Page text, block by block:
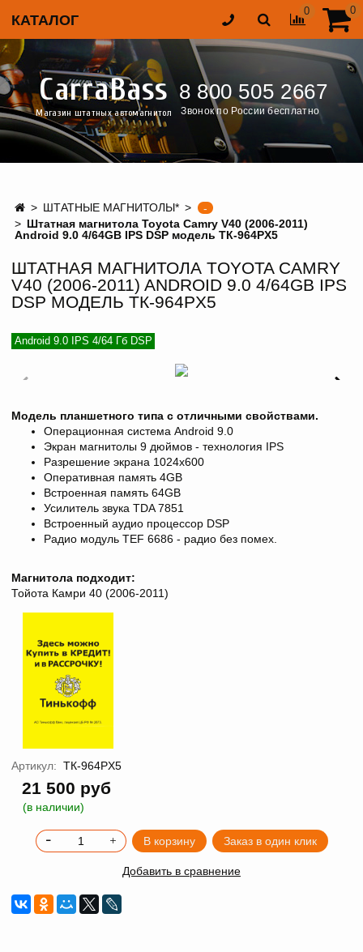
КАТАЛОГ
0 0
CarraBass
Магазин штатных автомагнитол
8 800 505 2667
Звонок по России бесплатно
ШТАТНЫЕ МАГНИТОЛЫ*
-
Штатная магнитола Toyota Camry V40 (2006-2011)
Android 9.0 4/64GB IPS DSP модель ТК-964PX5
ШТАТНАЯ МАГНИТОЛА TOYOTA CAMRY
V40 (2006-2011) ANDROID 9.0 4/64GB IPS
DSP МОДЕЛЬ ТК-964PX5
Android 9.0 IPS 4/64 Гб DSP
Модель планшетного типа с отличными свойствами.
Операционная система Android 9.0
Экран магнитолы 9 дюймов - технология IPS
Разрешение экрана 1024х600
Оперативная память 4GB
Встроенная память 64GB
Усилитель звука TDA 7851
Встроенный аудио процессор DSP
Радио модуль TEF 6686 - радио без помех.
Магнитола подходит:
Тойота Камри 40 (2006-2011)
Артикул: ТК-964PX5
21 500 руб
(в наличии)
В корзину Заказ в один клик
Добавить в сравнение